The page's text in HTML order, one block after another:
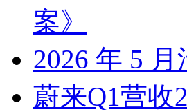
案》
2026 年 5
蔚来Q1营收